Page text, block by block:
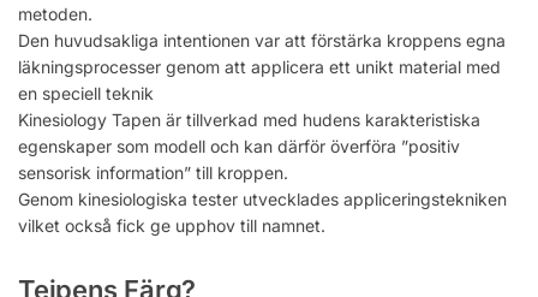
metoden.
Den huvudsakliga intentionen var att förstärka kroppens egna
läkningsprocesser genom att applicera ett unikt material med
en speciell teknik
Kinesiology Tapen är tillverkad med hudens karakteristiska
egenskaper som modell och kan därför överföra ”positiv
sensorisk information” till kroppen.
Genom kinesiologiska tester utvecklades appliceringstekniken
vilket också fick ge upphov till namnet.
Tejpens Färg?